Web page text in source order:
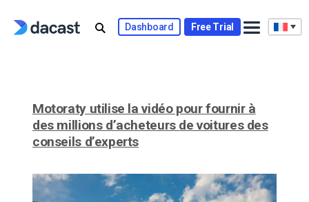
Dashboard Free Trial
Motoraty utilise la vidéo pour fournir à
des millions d’acheteurs de voitures des
conseils d’experts